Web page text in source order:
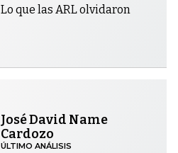
Lo que las ARL olvidaron
José David Name
Cardozo
ÚLTIMO ANÁLISIS